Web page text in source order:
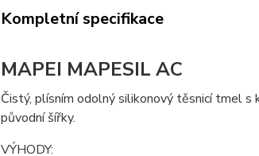
Kompletní specifikace
MAPEI MAPESIL AC
Čistý, plísním odolný silikonový těsnicí tmel
původní šířky.
VÝHODY: